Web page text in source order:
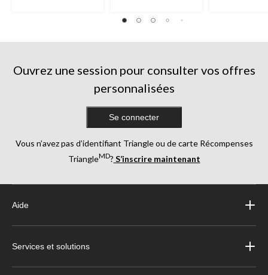
Ouvrez une session pour consulter vos offres
personnalisées
Se connecter
Vous n’avez pas d’identifiant Triangle ou de carte Récompenses
TriangleMD? S’inscrire maintenant
Aide
Services et solutions